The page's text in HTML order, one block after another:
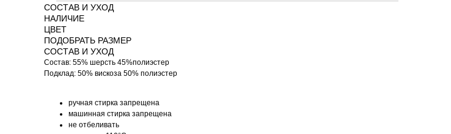
СОСТАВ И УХОД
НАЛИЧИЕ
ЦВЕТ
ПОДОБРАТЬ РАЗМЕР
СОСТАВ И УХОД
Состав: 55% шерсть 45%полиэстер
Подклад: 50% вискоза 50% полиэстер
ручная стирка запрещена
машинная стирка запрещена
не отбеливать